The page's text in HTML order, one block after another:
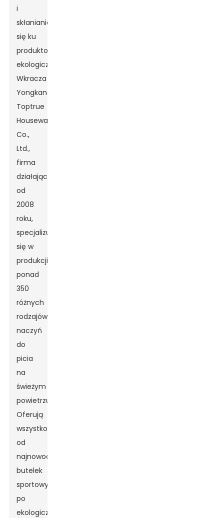
i
skłanianie
się ku
produktom
ekologicznym.
Wkracza
Yongkang
Toptrue
Houseware
Co.,
Ltd.,
firma
działająca
od
2008
roku,
specjalizująca
się w
produkcji
ponad
350
różnych
rodzajów
naczyń
do
picia
na
świeżym
powietrzu.
Oferują
wszystko,
od
najnowocześniejszych
butelek
sportowych
po
ekologiczne